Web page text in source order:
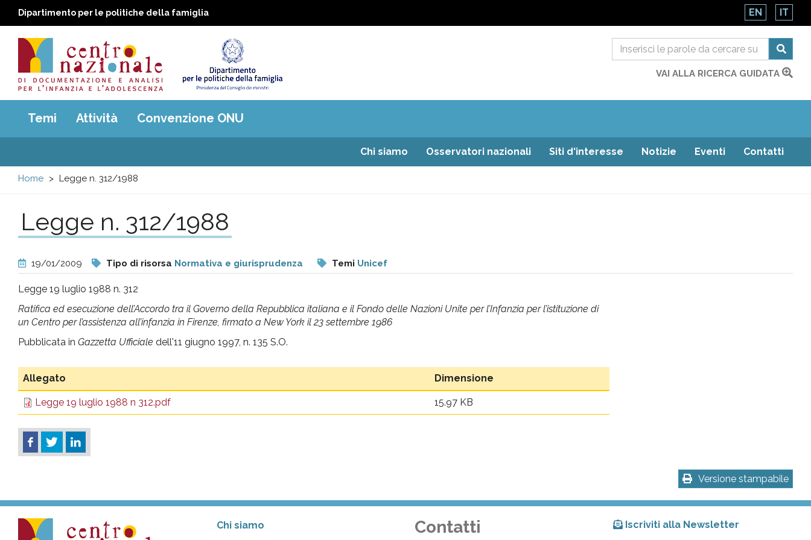
Dipartimento per le politiche della famiglia EN IT
Centro
nazionale
di
e
analisi
pr
l'infanzia
e
l'adolescenza
VAI ALLA RICERCA GUIDATA
Main
menu
Temi Attività Convenzione ONU
Chi siamo Osservatori nazionali Siti d'interesse Notizie Eventi Contatti
Home Legge n. 312/1988
Legge n. 312/1988
19/01/2009 Tipo di risorsa Normativa e giurisprudenza Temi Unicef
Legge 19 luglio 1988 n. 312
Ratifica ed esecuzione dell’Accordo tra il Governo della Repubblica italiana e il Fondo delle Nazioni Unite per l’Infanzia per l’istituzione di
un Centro per l’assistenza all’infanzia in Firenze, firmato a New York il 23 settembre 1986
Pubblicata in Gazzetta Ufficiale dell'11 giugno 1997, n. 135 S.O.
Allegato Dimensione
Legge 19 luglio 1988 n 312.pdf 15.97 KB
Versione stampabile
Chi siamo Contatti Iscriviti alla Newsletter